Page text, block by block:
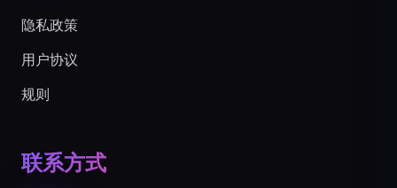
隐私政策
用户协议
规则
联系方式